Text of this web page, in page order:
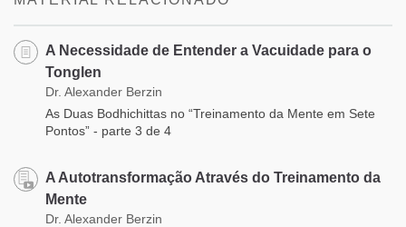
A Necessidade de Entender a Vacuidade para o
Tonglen
Dr. Alexander Berzin
As Duas Bodhichittas no “Treinamento da Mente em Sete
Pontos” - parte 3 de 4
A Autotransformação Através do Treinamento da
Mente
Dr. Alexander Berzin